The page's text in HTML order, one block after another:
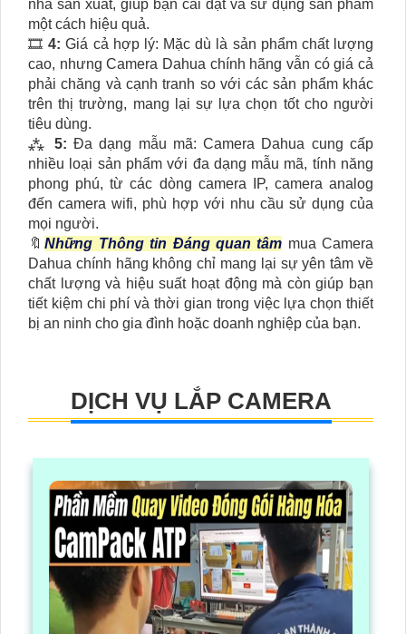
nhà sản xuất, giúp bạn cài đặt và sử dụng sản phẩm
một cách hiệu quả.
🎞4: Giá cả hợp lý: Mặc dù là sản phẩm chất lượng
cao, nhưng Camera Dahua chính hãng vẫn có giá cả
phải chăng và cạnh tranh so với các sản phẩm khác
trên thị trường, mang lại sự lựa chọn tốt cho người
tiêu dùng.
⁂ 5: Đa dạng mẫu mã: Camera Dahua cung cấp
nhiều loại sản phẩm với đa dạng mẫu mã, tính năng
phong phú, từ các dòng camera IP, camera analog
đến camera wifi, phù hợp với nhu cầu sử dụng của
mọi người.
🔖Những Thông tin Đáng quan tâm mua Camera
Dahua chính hãng không chỉ mang lại sự yên tâm về
chất lượng và hiệu suất hoạt động mà còn giúp bạn
tiết kiệm chi phí và thời gian trong việc lựa chọn thiết
bị an ninh cho gia đình hoặc doanh nghiệp của bạn.
DỊCH VỤ LẮP CAMERA